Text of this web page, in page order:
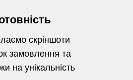
скріншоти
замовлення та
на унікальність